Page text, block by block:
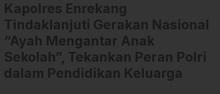
Kapolres Enrekang
Tindaklanjuti Gerakan Nasional
“Ayah Mengantar Anak
Sekolah”, Tekankan Peran Polri
dalam Pendidikan Keluarga